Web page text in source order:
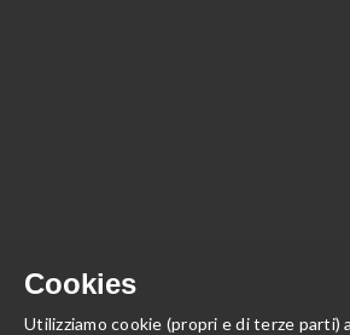
Cookies
Utilizziamo cookie (propri e di terze